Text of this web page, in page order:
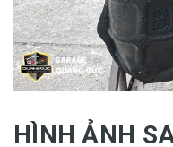
HÌNH ẢNH